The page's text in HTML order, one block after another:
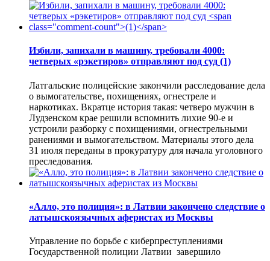
Избили, запихали в машину, требовали 4000:
четверых «рэкетиров» отправляют под суд (1)
Латгальские полицейские закончили расследование дела
о вымогательстве, похищениях, огнестреле и
наркотиках. Вкратце история такая: четверо мужчин в
Лудзенском крае решили вспомнить лихие 90-е и
устроили разборку с похищениями, огнестрельными
ранениями и вымогательством. Материалы этого дела
31 июля переданы в прокуратуру для начала уголовного
преследования.
«Алло, это полиция»: в Латвии закончено следствие о
латышскоязычных аферистах из Москвы
Управление по борьбе с киберпреступлениями
Государственной полиции Латвии завершило